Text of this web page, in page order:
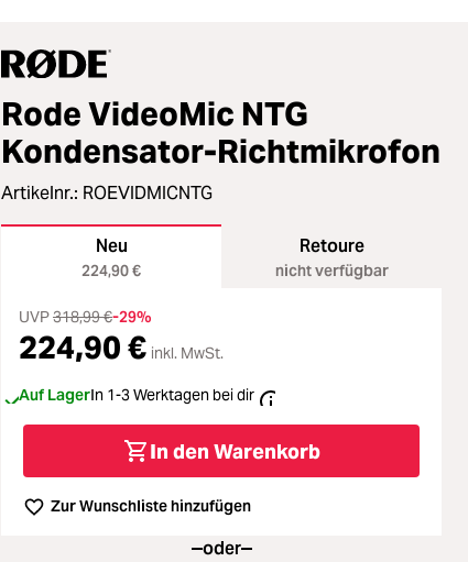
Rode VideoMic NTG
Kondensator-Richtmikrofon
Artikelnr.: ROEVIDMICNTG
Neu
224,90 €
Retoure
nicht verfügbar
UVP318,99 €-29%
224,90 € inkl. MwSt.
Auf LagerIn 1-3 Werktagen bei dir
In den Warenkorb
Zur Wunschliste hinzufügen
oder